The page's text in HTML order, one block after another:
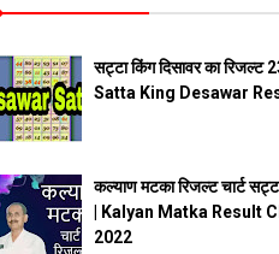
सट्टा किंग दिसावर का रिजल्ट
Satta King Desawar
कल्याण मटका रिजल्ट चार्ट
| Kalyan Matka Result
2022